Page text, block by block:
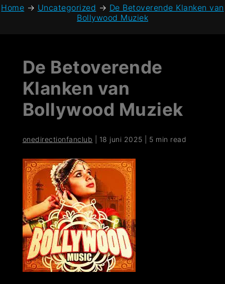
Home → Uncategorized → De Betoverende Klanken van
Bollywood Muziek
De Betoverende
Klanken van
Bollywood Muziek
onedirectionfanclub 18 juni 2025 5 min read